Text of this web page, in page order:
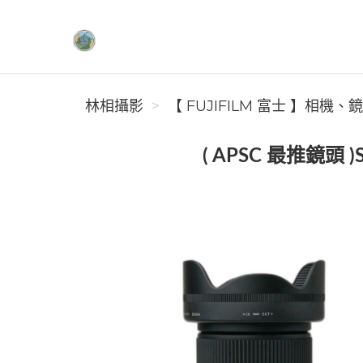
林相攝影
林相攝影
【 FUJIFILM 富士 】相機、
( APSC 最推鏡頭